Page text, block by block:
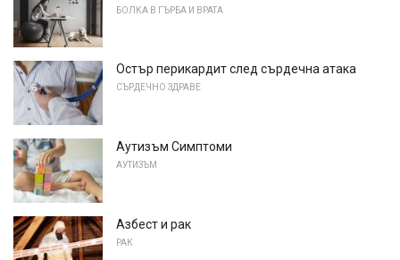
БОЛКА В ГЪРБА И ВРАТА
Остър перикардит след сърдечна атака
СЪРДЕЧНО ЗДРАВЕ
Аутизъм Симптоми
АУТИЗЪМ
Азбест и рак
РАК